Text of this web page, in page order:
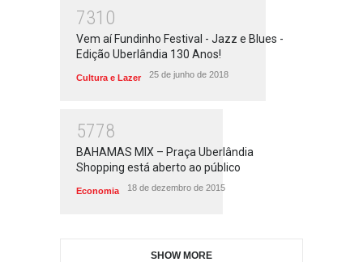
7310
Vem aí Fundinho Festival - Jazz e Blues -
Edição Uberlândia 130 Anos!
Cultura e Lazer 25 de junho de 2018
5778
BAHAMAS MIX – Praça Uberlândia
Shopping está aberto ao público
Economia 18 de dezembro de 2015
SHOW MORE